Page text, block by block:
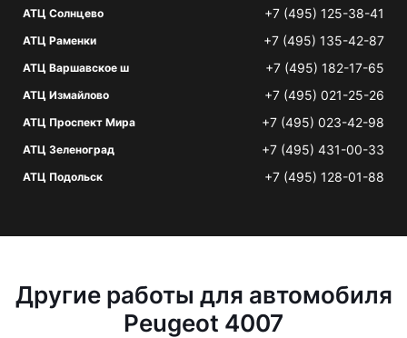
АТЦ Солнцево +7 (495) 125-38-41
АТЦ Раменки +7 (495) 135-42-87
АТЦ Варшавское ш +7 (495) 182-17-65
АТЦ Измайлово +7 (495) 021-25-26
АТЦ Проспект Мира +7 (495) 023-42-98
АТЦ Зеленоград +7 (495) 431-00-33
АТЦ Подольск +7 (495) 128-01-88
Другие работы для автомобиля
Peugeot 4007